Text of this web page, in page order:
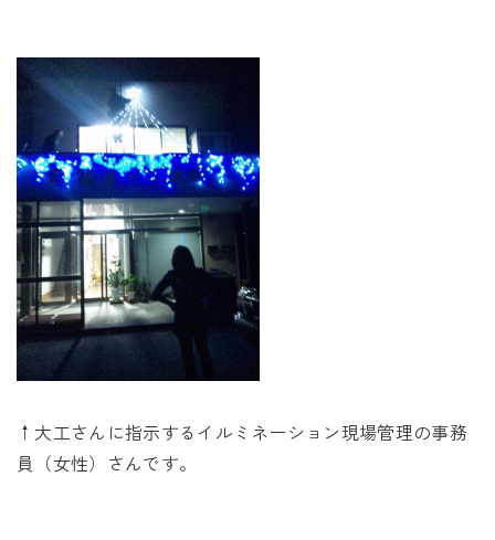
Tel. 0257-27-2157
↑大工さんに指示するイルミネーション現場管理の事務
員（女性）さんです。